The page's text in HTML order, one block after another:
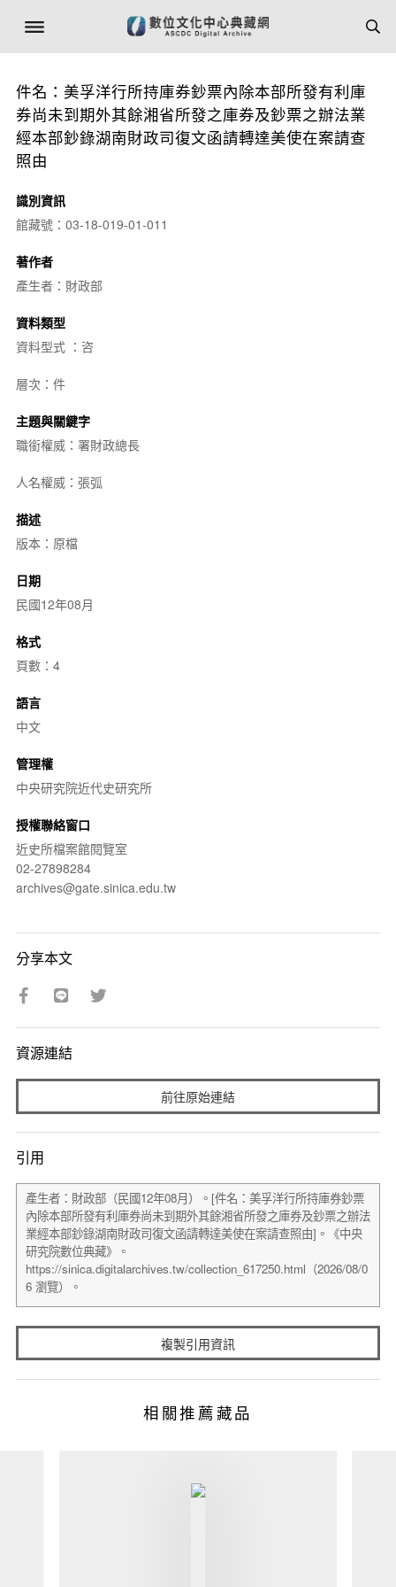
件名：美孚洋行所持庫券鈔票內除本部所發有利庫
券尚未到期外其餘湘省所發之庫券及鈔票之辦法業
經本部鈔錄湖南財政司復文函請轉達美使在案請查
照由
識別資訊
館藏號：03-18-019-01-011
著作者
產生者：財政部
資料類型
資料型式 ：咨
層次：件
主題與關鍵字
職銜權威：署財政總長
人名權威：張弧
描述
版本：原檔
日期
民國12年08月
格式
頁數：4
語言
中文
管理權
中央研究院近代史研究所
授權聯絡窗口
近史所檔案館閱覽室
02-27898284
archives@gate.sinica.edu.tw
分享本文
資源連結
前往原始連結
引用
複製引用資訊
相關推薦藏品